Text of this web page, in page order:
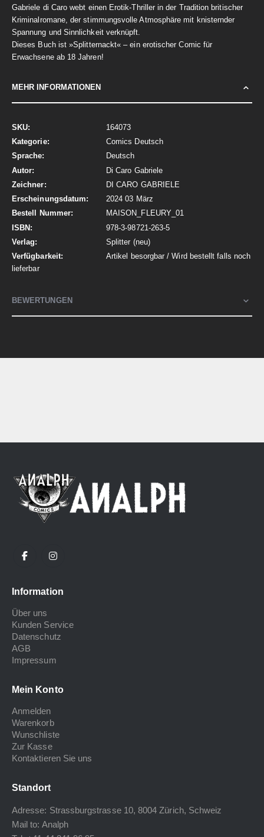
Gabriele di Caro webt einen Erotik-Thriller in der Tradition britischer
Kriminalromane, der stimmungsvolle Atmosphäre mit knisternder
Spannung und Sinnlichkeit verknüpft.
Dieses Buch ist »Splitternackt« – ein erotischer Comic für
Erwachsene ab 18 Jahren!
MEHR INFORMATIONEN
Mehr
Informationen
164073
Comics Deutsch
Deutsch
Di Caro Gabriele
DI CARO GABRIELE
2024 03 März
MAISON_FLEURY_01
978-3-98721-263-5
Splitter (neu)
Artikel besorgbar / Wird bestellt falls noch
lieferbar
BEWERTUNGEN
Information
Über uns
Kunden Service
Datenschutz
AGB
Impressum
Mein Konto
Anmelden
Warenkorb
Wunschliste
Zur Kasse
Kontaktieren Sie uns
Standort
Adresse: Strassburgstrasse 10, 8004 Zürich, Schweiz
Mail to: Analph